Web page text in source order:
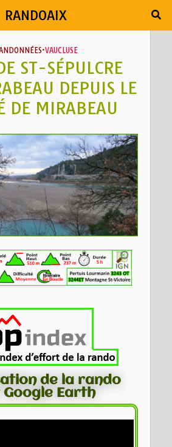
RANDOAIX
•VAUCLUSE
ST-SÉPULCRE
DEPUIS LE
DE MIRABEAU
de la rando
Google Earth